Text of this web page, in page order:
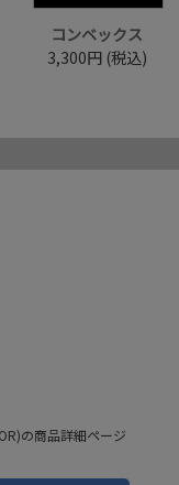
コンベックス
3,300円 (税込)
の商品詳細ページ